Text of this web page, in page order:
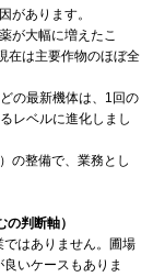
があります。
が大幅に増えたこ
在は主要作物のほぼ全
の最新機体は、1回の
レベルに進化しまし
の整備で、業務とし
判断軸）
はありません。圃場
いケースもありま